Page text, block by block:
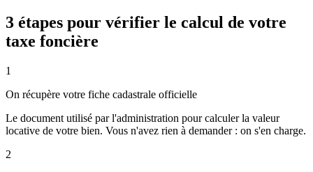
3 étapes pour vérifier le calcul de votre
taxe foncière
1
On récupère votre fiche cadastrale officielle
Le document utilisé par l'administration pour calculer la valeur
locative de votre bien. Vous n'avez rien à demander : on s'en charge.
2